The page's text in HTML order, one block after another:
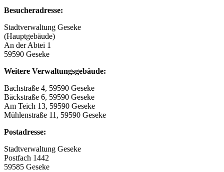
Besucheradresse:
Stadtverwaltung Geseke
(Hauptgebäude)
An der Abtei 1
59590 Geseke
Weitere Verwaltungsgebäude:
Bachstraße 4, 59590 Geseke
Bäckstraße 6, 59590 Geseke
Am Teich 13, 59590 Geseke
Mühlenstraße 11, 59590 Geseke
Postadresse:
Stadtverwaltung Geseke
Postfach 1442
59585 Geseke